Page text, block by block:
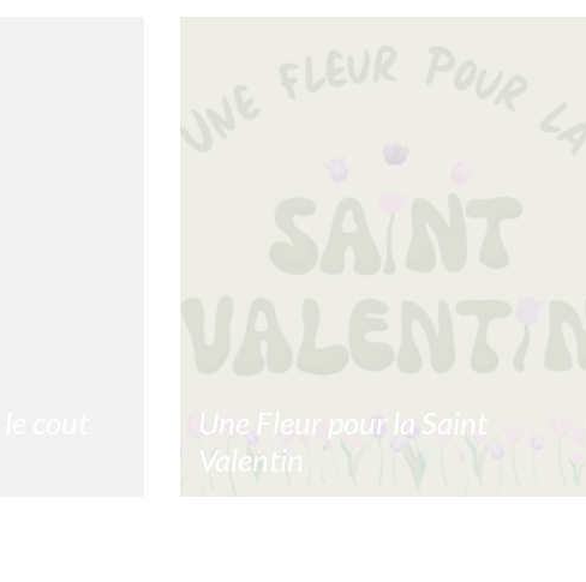
sur cette
Une Fleur pour la Saint
Valentin